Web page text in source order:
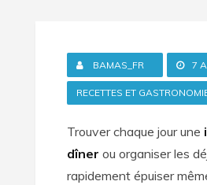
BAMAS_FR 7
RECETTES ET
Trouver chaque jour une
dîner ou organiser les
rapidement épuiser